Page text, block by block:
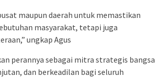
maupun daerah untuk memastikan
masyarakat, tetapi juga
ungkap Agus
perannya sebagai mitra strategis bangsa
dan berkeadilan bagi seluruh